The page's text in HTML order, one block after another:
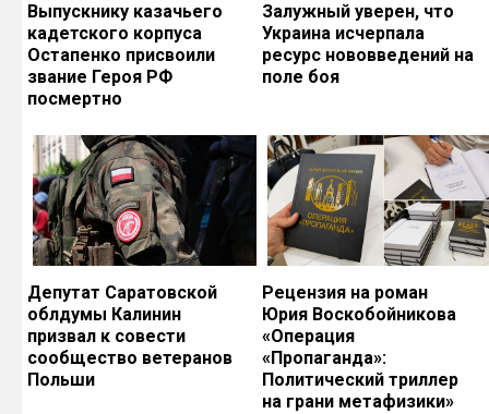
Выпускнику казачьего
кадетского корпуса
Остапенко присвоили
звание Героя РФ
посмертно
Залужный уверен, что
Украина исчерпала
ресурс нововведений на
поле боя
Депутат Саратовской
облдумы Калинин
призвал к совести
сообщество ветеранов
Польши
Рецензия на роман
Юрия Воскобойникова
«Операция
«Пропаганда»:
Политический триллер
на грани метафизики»